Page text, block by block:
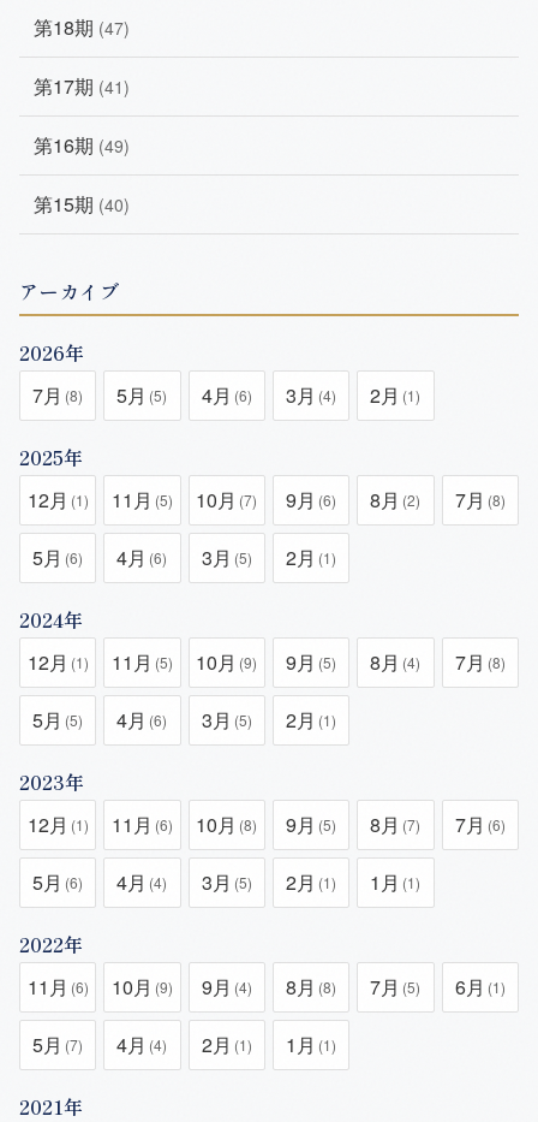
第18期 (47)
第17期 (41)
第16期 (49)
第15期 (40)
アーカイブ
2026年
7月 (8) 5月 (5) 4月 (6) 3月 (4) 2月 (1)
2025年
12月 (1) 11月 (5) 10月 (7) 9月 (6) 8月 (2) 7月 (8)
5月 (6) 4月 (6) 3月 (5) 2月 (1)
2024年
12月 (1) 11月 (5) 10月 (9) 9月 (5) 8月 (4) 7月 (8)
5月 (5) 4月 (6) 3月 (5) 2月 (1)
2023年
12月 (1) 11月 (6) 10月 (8) 9月 (5) 8月 (7) 7月 (6)
5月 (6) 4月 (4) 3月 (5) 2月 (1) 1月 (1)
2022年
11月 (6) 10月 (9) 9月 (4) 8月 (8) 7月 (5) 6月 (1)
5月 (7) 4月 (4) 2月 (1) 1月 (1)
2021年